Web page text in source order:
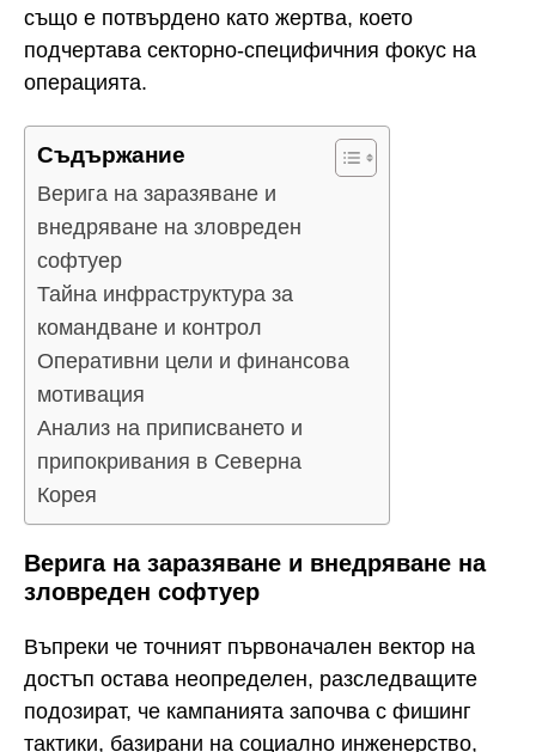
също е потвърдено като жертва, което
подчертава секторно-специфичния фокус на
операцията.
Съдържание
Верига на заразяване и
внедряване на зловреден
софтуер
Тайна инфраструктура за
командване и контрол
Оперативни цели и финансова
мотивация
Анализ на приписването и
припокривания в Северна
Корея
Верига на заразяване и внедряване на
зловреден софтуер
Въпреки че точният първоначален вектор на
достъп остава неопределен, разследващите
подозират, че кампанията започва с фишинг
тактики, базирани на социално инженерство,